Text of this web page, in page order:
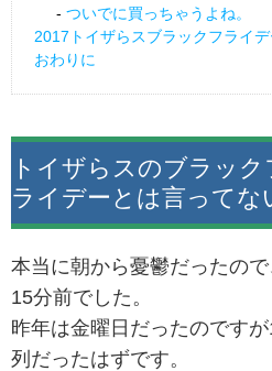
ついでに買っちゃうよね。
2017トイザらスブラックフライ
おわりに
トイザらスのブラッ
ライデーとは言ってな
本当に朝から憂鬱だったの
15分前でした。
昨年は金曜日だったのです
列だったはずです。